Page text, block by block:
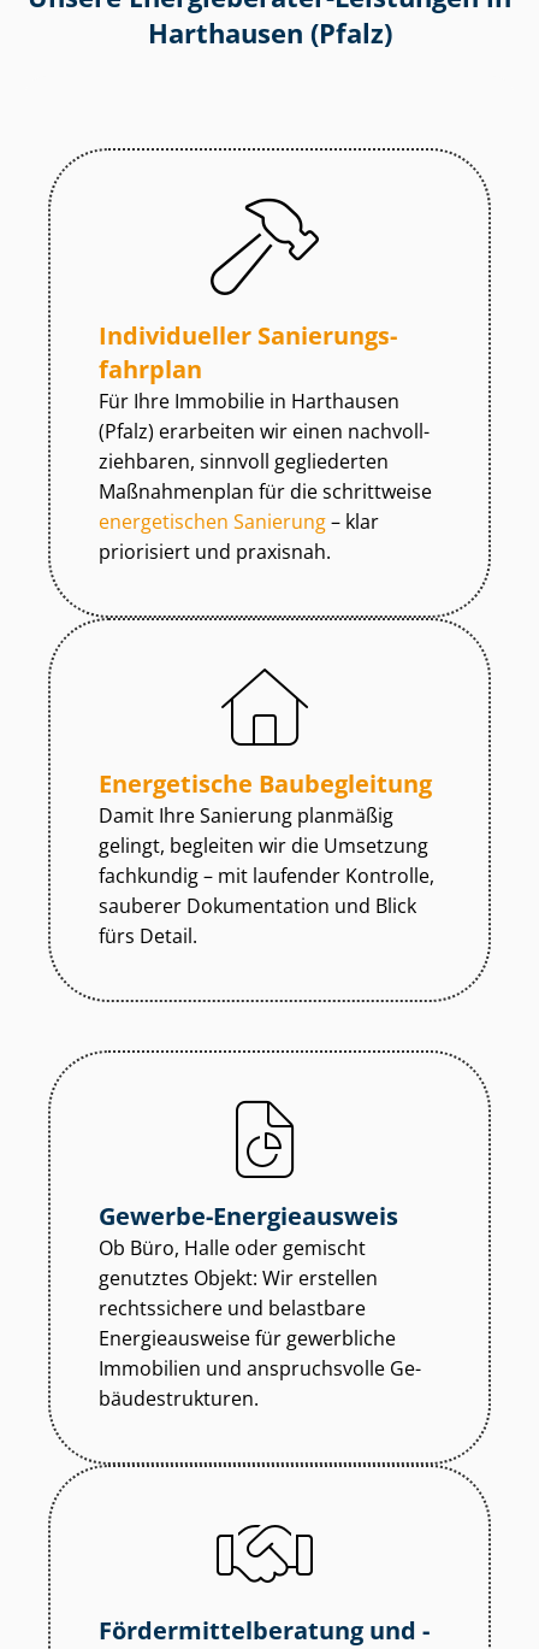
Harthausen (Pfalz)
Individueller Sa­nie­rungs­
fahr­plan
Für Ihre Immobilie in Harthausen
(Pfalz) erarbeiten wir einen nach­voll­
zieh­ba­ren, sinnvoll gegliederten
Maßnahmenplan für die schrittweise
energetischen Sanierung– klar
priorisiert und praxisnah.
Energetische Baubegleitung
Damit Ihre Sanierung planmäßig
gelingt, begleiten wir die Umsetzung
fachkundig – mit laufender Kontrolle,
sauberer Dokumentation und Blick
fürs Detail.
Gewerbe-Energieausweis
Ob Büro, Halle oder gemischt
genutztes Objekt: Wir erstellen
rechtssichere und belastbare
Energieausweise für gewerbliche
Immobilien und anspruchsvolle Ge­
bäu­de­struk­tu­ren.
För­der­mit­tel­be­ra­tung und -